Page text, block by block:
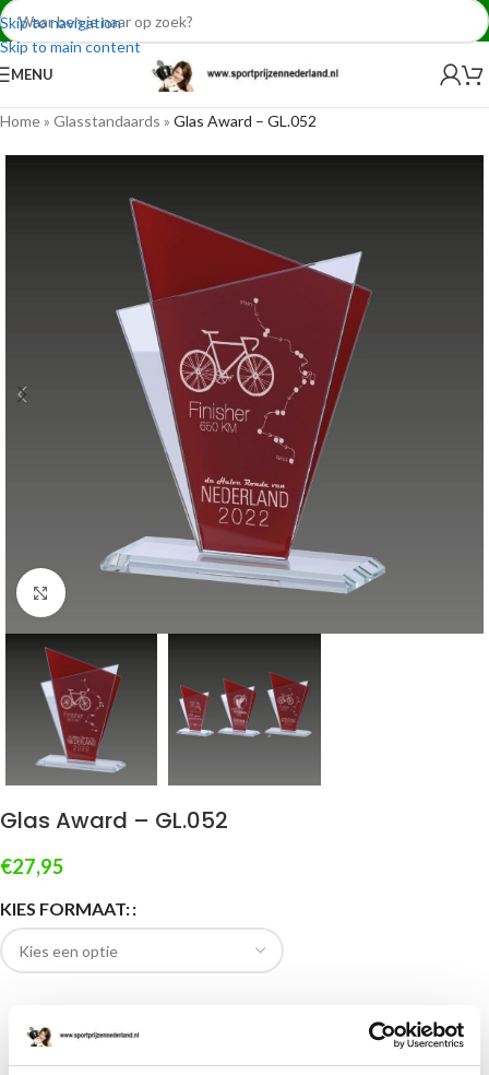
Skip to navigation
Skip to main content
MENU
Home» Glasstandaards » Glas Award – GL.052
Klik om te vergroten
Glas Award – GL.052
€27,95
KIES FORMAAT: